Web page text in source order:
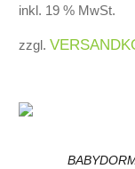
inkl. 19 % MwSt.
zzgl.